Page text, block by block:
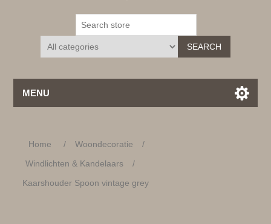
SEARCH
MENU
Home / Woondecoratie
/
Windlichten & Kandelaars
/
Kaarshouder Spoon vintage grey